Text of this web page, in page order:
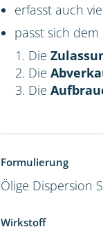
erfasst auch
passt sich
Die
Die
Die
Formulierung
Ölige Dispersion
Wirkstoff